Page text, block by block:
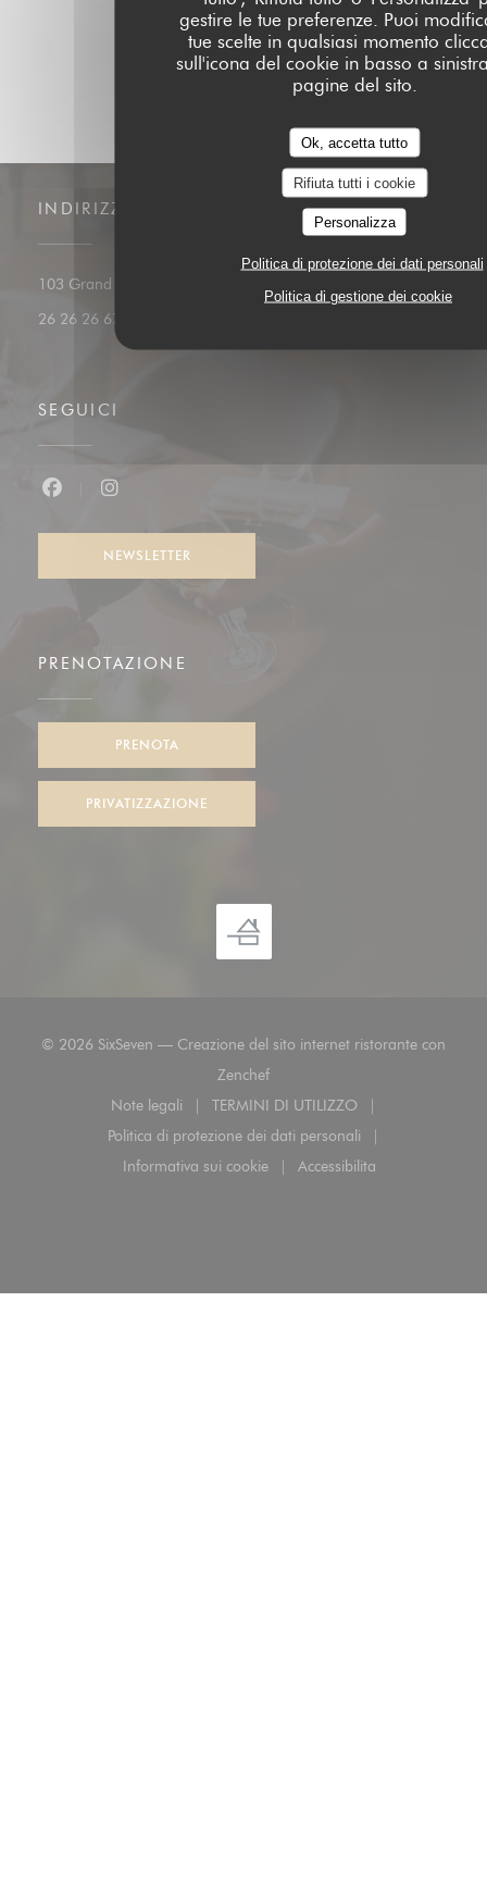
gestire le tue preferenze. Puoi
tue scelte in qualsiasi momento
sull'icona del cookie in basso a
pagine del sito.
Ok, accetta tutto
Rifiuta tutti i cookie
Personalizza
Politica di protezione dei dati personali
Politica di gestione dei cookie
INDIRIZZO
103 Grand Rue L-1660 Luxembourg
26 26 26 67
SEGUICI
NEWSLETTER
PRENOTAZIONE
PRENOTA
PRIVATIZZAZIONE
© 2026 SixSeven — Creazione del sito internet ristorante con
Zenchef((apre una nuova finestra))
Note legali
((apre una nuova finestra))
TERMINI DI UTILIZZO
((apre una nuova finestra))
Politica di protezione dei dati personali
((apre una nuova finestra))
Informativa sui cookie
((apre una nuova finestra))
Accessibilita